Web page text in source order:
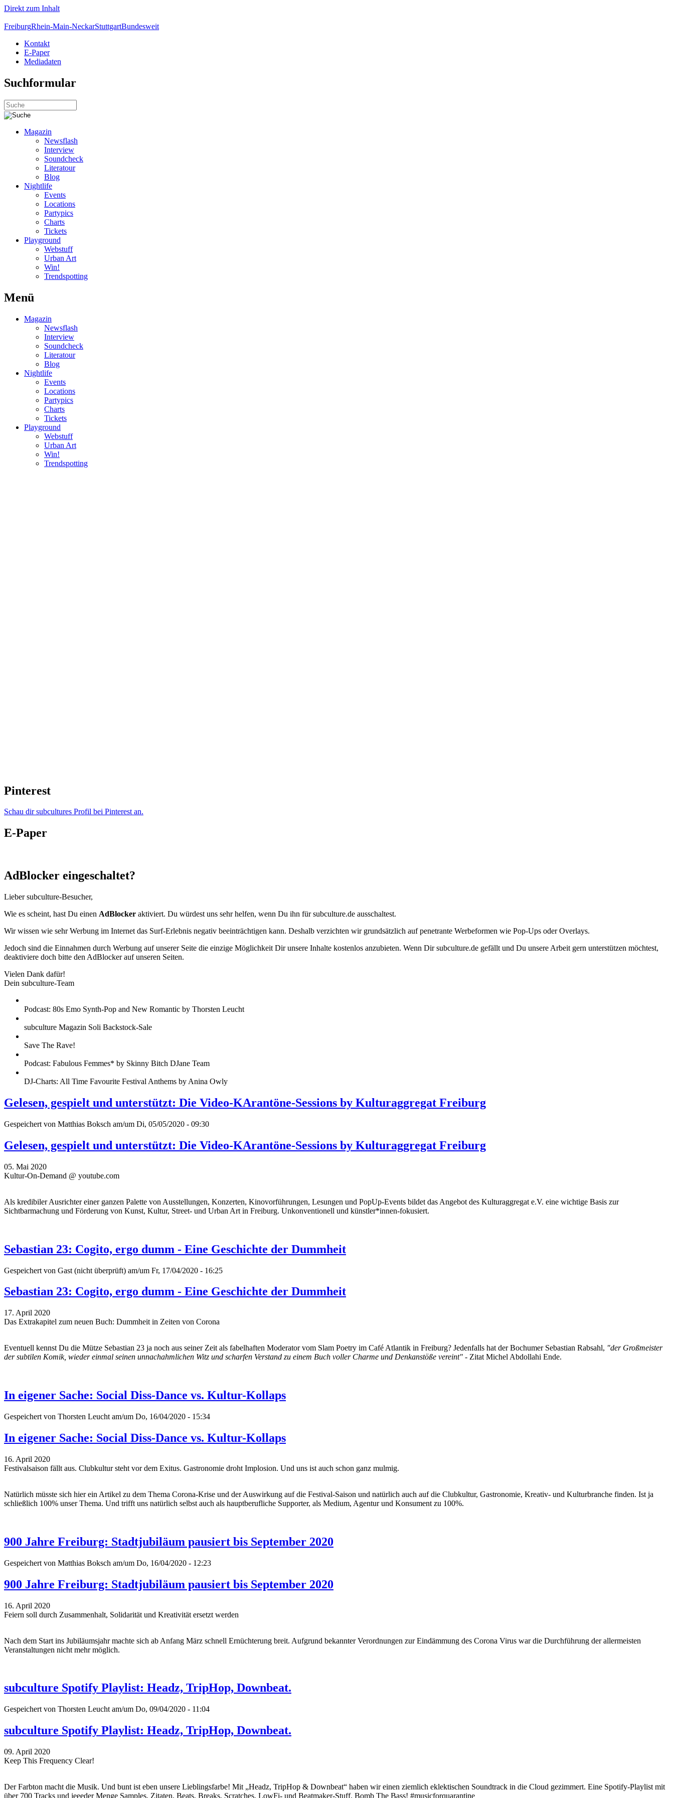
Direkt zum Inhalt
FreiburgRhein-Main-NeckarStuttgartBundesweit
Kontakt
E-Paper
Mediadaten
Suchformular
Magazin
Newsflash
Interview
Soundcheck
Literatour
Blog
Nightlife
Events
Locations
Partypics
Charts
Tickets
Playground
Webstuff
Urban Art
Win!
Trendspotting
Menü
Magazin
Newsflash
Interview
Soundcheck
Literatour
Blog
Nightlife
Events
Locations
Partypics
Charts
Tickets
Playground
Webstuff
Urban Art
Win!
Trendspotting
Pinterest
Schau dir subcultures Profil bei Pinterest an.
E-Paper
AdBlocker eingeschaltet?
Lieber subculture-Besucher,
Wie es scheint, hast Du einen AdBlocker aktiviert. Du würdest uns sehr helfen, wenn Du ihn für subculture.de ausschaltest.
Wir wissen wie sehr Werbung im Internet das Surf-Erlebnis negativ beeinträchtigen kann. Deshalb verzichten wir grundsätzlich auf penetrante Werbeformen wie Pop-Ups oder Overlays.
Jedoch sind die Einnahmen durch Werbung auf unserer Seite die einzige Möglichkeit Dir unsere Inhalte kostenlos anzubieten. Wenn Dir subculture.de gefällt und Du unsere Arbeit gern unterstützen möchtest,
deaktiviere doch bitte den AdBlocker auf unseren Seiten.
Vielen Dank dafür!
Dein subculture-Team
Podcast: 80s Emo Synth-Pop and New Romantic by Thorsten Leucht
subculture Magazin Soli Backstock-Sale
Save The Rave!
Podcast: Fabulous Femmes* by Skinny Bitch DJane Team
DJ-Charts: All Time Favourite Festival Anthems by Anina Owly
Gelesen, gespielt und unterstützt: Die Video-KArantöne-Sessions by Kulturaggregat Freiburg
Gespeichert von Matthias Boksch am/um Di, 05/05/2020 - 09:30
Gelesen, gespielt und unterstützt: Die Video-KArantöne-Sessions by Kulturaggregat Freiburg
05. Mai 2020
Kultur-On-Demand @ youtube.com
Als kredibiler Ausrichter einer ganzen Palette von Ausstellungen, Konzerten, Kinovorführungen, Lesungen und PopUp-Events bildet das Angebot des Kulturaggregat e.V. eine wichtige Basis zur
Sichtbarmachung und Förderung von Kunst, Kultur, Street- und Urban Art in Freiburg. Unkonventionell und künstler*innen-fokusiert.
Sebastian 23: Cogito, ergo dumm - Eine Geschichte der Dummheit
Gespeichert von Gast (nicht überprüft) am/um Fr, 17/04/2020 - 16:25
Sebastian 23: Cogito, ergo dumm - Eine Geschichte der Dummheit
17. April 2020
Das Extrakapitel zum neuen Buch: Dummheit in Zeiten von Corona
Eventuell kennst Du die Mütze Sebastian 23 ja noch aus seiner Zeit als fabelhaften Moderator vom Slam Poetry im Café Atlantik in Freiburg? Jedenfalls hat der Bochumer Sebastian Rabsahl, "der Großmeister
der subtilen Komik, wieder einmal seinen unnachahmlichen Witz und scharfen Verstand zu einem Buch voller Charme und Denkanstöße vereint" - Zitat Michel Abdollahi Ende.
In eigener Sache: Social Diss-Dance vs. Kultur-Kollaps
Gespeichert von Thorsten Leucht am/um Do, 16/04/2020 - 15:34
In eigener Sache: Social Diss-Dance vs. Kultur-Kollaps
16. April 2020
Festivalsaison fällt aus. Clubkultur steht vor dem Exitus. Gastronomie droht Implosion. Und uns ist auch schon ganz mulmig.
Natürlich müsste sich hier ein Artikel zu dem Thema Corona-Krise und der Auswirkung auf die Festival-Saison und natürlich auch auf die Clubkultur, Gastronomie, Kreativ- und Kulturbranche finden. Ist ja
schließlich 100% unser Thema. Und trifft uns natürlich selbst auch als hauptberufliche Supporter, als Medium, Agentur und Konsument zu 100%.
900 Jahre Freiburg: Stadtjubiläum pausiert bis September 2020
Gespeichert von Matthias Boksch am/um Do, 16/04/2020 - 12:23
900 Jahre Freiburg: Stadtjubiläum pausiert bis September 2020
16. April 2020
Feiern soll durch Zusammenhalt, Solidarität und Kreativität ersetzt werden
Nach dem Start ins Jubiläumsjahr machte sich ab Anfang März schnell Ernüchterung breit. Aufgrund bekannter Verordnungen zur Eindämmung des Corona Virus war die Durchführung der allermeisten
Veranstaltungen nicht mehr möglich.
subculture Spotify Playlist: Headz, TripHop, Downbeat.
Gespeichert von Thorsten Leucht am/um Do, 09/04/2020 - 11:04
subculture Spotify Playlist: Headz, TripHop, Downbeat.
09. April 2020
Keep This Frequency Clear!
Der Farbton macht die Musik. Und bunt ist eben unsere Lieblingsfarbe! Mit „Headz, TripHop & Downbeat“ haben wir einen ziemlich eklektischen Soundtrack in die Cloud gezimmert. Eine Spotify-Playlist mit
über 700 Tracks und jeeeder Menge Samples, Zitaten, Beats, Breaks, Scratches, LowFi- und Beatmaker-Stuff. Bomb The Bass! #musicforquarantine